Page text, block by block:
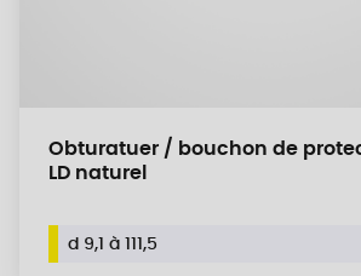
Obturatuer / bouchon de
LD naturel
d 9,1 à 111,5